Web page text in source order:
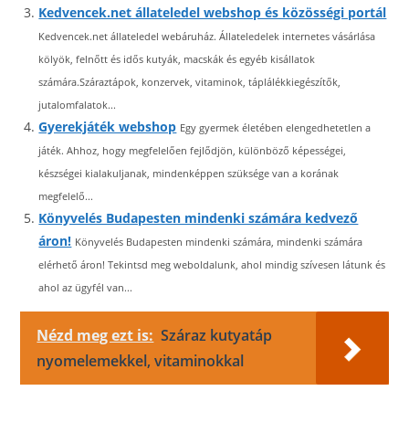
Kedvencek.net állateledel webshop és közösségi portál
Kedvencek.net állateledel webáruház. Állateledelek internetes vásárlása
kölyök, felnőtt és idős kutyák, macskák és egyéb kisállatok
számára.Száraztápok, konzervek, vitaminok, táplálékkiegészítők,
jutalomfalatok...
Gyerekjáték webshop Egy gyermek életében elengedhetetlen a
játék. Ahhoz, hogy megfelelően fejlődjön, különböző képességei,
készségei kialakuljanak, mindenképpen szüksége van a korának
megfelelő...
Könyvelés Budapesten mindenki számára kedvező
áron! Könyvelés Budapesten mindenki számára, mindenki számára
elérhető áron! Tekintsd meg weboldalunk, ahol mindig szívesen látunk és
ahol az ügyfél van...
Nézd meg ezt is: Száraz kutyatáp
nyomelemekkel, vitaminokkal